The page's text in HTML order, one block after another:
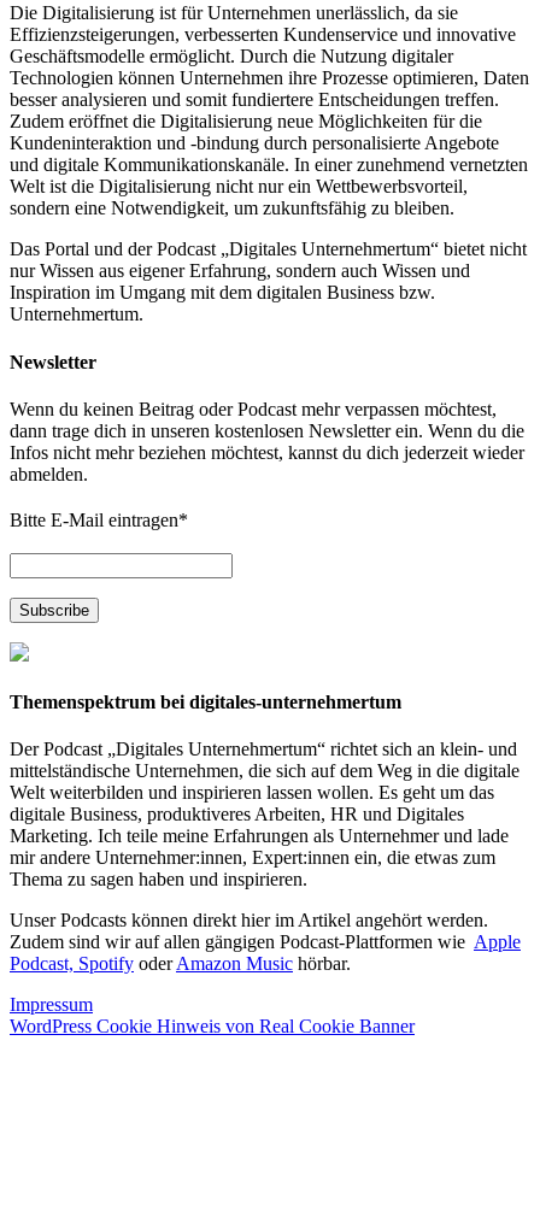
Die Digitalisierung ist für Unternehmen unerlässlich, da sie
Effizienzsteigerungen, verbesserten Kundenservice und innovative
Geschäftsmodelle ermöglicht. Durch die Nutzung digitaler
Technologien können Unternehmen ihre Prozesse optimieren, Daten
besser analysieren und somit fundiertere Entscheidungen treffen.
Zudem eröffnet die Digitalisierung neue Möglichkeiten für die
Kundeninteraktion und -bindung durch personalisierte Angebote
und digitale Kommunikationskanäle. In einer zunehmend vernetzten
Welt ist die Digitalisierung nicht nur ein Wettbewerbsvorteil,
sondern eine Notwendigkeit, um zukunftsfähig zu bleiben.
Das Portal und der Podcast „Digitales Unternehmertum“ bietet nicht
nur Wissen aus eigener Erfahrung, sondern auch Wissen und
Inspiration im Umgang mit dem digitalen Business bzw.
Unternehmertum.
Newsletter
Wenn du keinen Beitrag oder Podcast mehr verpassen möchtest,
dann trage dich in unseren kostenlosen Newsletter ein. Wenn du die
Infos nicht mehr beziehen möchtest, kannst du dich jederzeit wieder
abmelden.
Bitte E-Mail eintragen*
Themenspektrum bei digitales-unternehmertum
Der Podcast „Digitales Unternehmertum“ richtet sich an klein- und
mittelständische Unternehmen, die sich auf dem Weg in die digitale
Welt weiterbilden und inspirieren lassen wollen. Es geht um das
digitale Business, produktiveres Arbeiten, HR und Digitales
Marketing. Ich teile meine Erfahrungen als Unternehmer und lade
mir andere Unternehmer:innen, Expert:innen ein, die etwas zum
Thema zu sagen haben und inspirieren.
Unser Podcasts können direkt hier im Artikel angehört werden.
Zudem sind wir auf allen gängigen Podcast-Plattformen wie Apple
Podcast, Spotify oderAmazon Music hörbar.
Impressum
WordPress Cookie Hinweis von Real Cookie Banner